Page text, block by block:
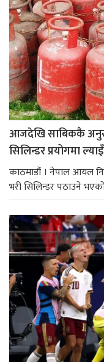
आजदेखि साबिककै
सिलिन्डर प्रयोगमा
काठमाडौं । नेपाल आयल
भरी सिलिन्डर पठाउने